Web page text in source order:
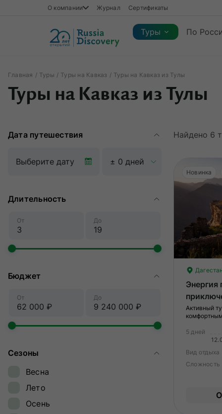
О компании Журнал Сертификаты
Туры
Каталог туров
По
Каталог туров
Регионы Виды отдыха
Главная Туры Туры на Кавказ Туры на Кавказ из Тулы
Туры на Кавказ из Тулы
Дата путешествия
Длительность
От До
Бюджет
От До
Сезоны
Весна
Лето
Осень
Найдено 6
Новинка
Дагестан
Энергия
Активный
5 дней
Вид отдыха
Сложность